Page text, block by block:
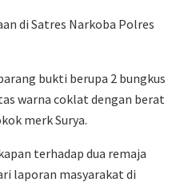
di Satres Narkoba Polres
bukti berupa 2 bungkus
warna coklat dengan berat
merk Surya.
terhadap dua remaja
laporan masyarakat di